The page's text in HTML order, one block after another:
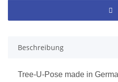
Beschreibung
Tree-U-Pose made in